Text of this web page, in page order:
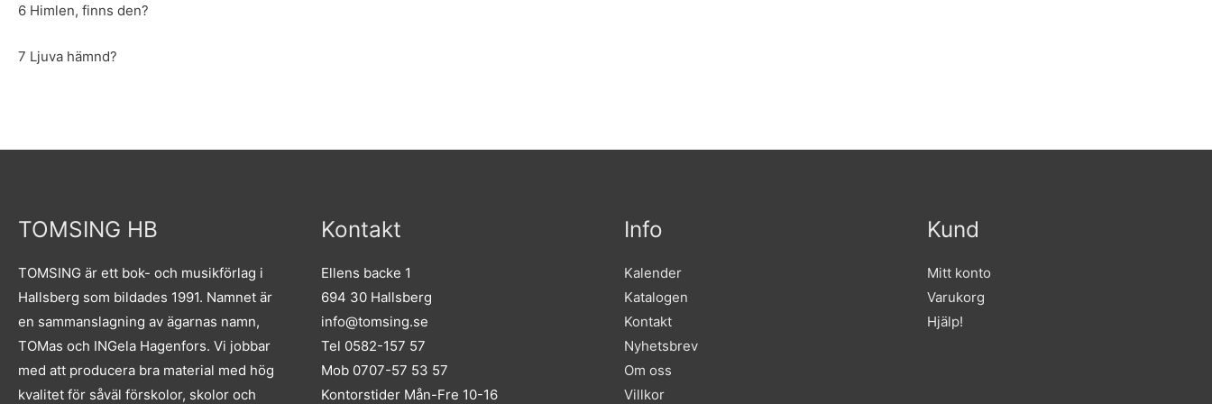
6 Himlen, finns den?
7 Ljuva hämnd?
TOMSING HB
TOMSING är ett bok- och musikförlag i
Hallsberg som bildades 1991. Namnet är
en sammanslagning av ägarnas namn,
TOMas och INGela Hagenfors. Vi jobbar
med att producera bra material med hög
kvalitet för såväl förskolor, skolor och
Kontakt
Ellens backe 1
694 30 Hallsberg
info@tomsing.se
Tel 0582-157 57
Mob 0707-57 53 57
Kontorstider Mån-Fre 10-16
Info
Kalender
Katalogen
Kontakt
Nyhetsbrev
Om oss
Villkor
Kund
Mitt konto
Varukorg
Hjälp!